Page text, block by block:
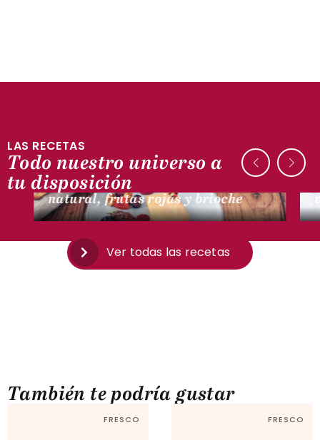
LAS RECETAS
Todo nuestro universo a
tu disposición
CON PATO
Terrina de foie gras entero
natural, frutas rojas y brioche
Ver todas las recetas
También te podría gustar
FRESCO FRESCO